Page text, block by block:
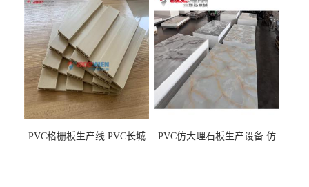
PVC格栅板生产线 PVC长城
PVC仿大理石板生产设备 仿